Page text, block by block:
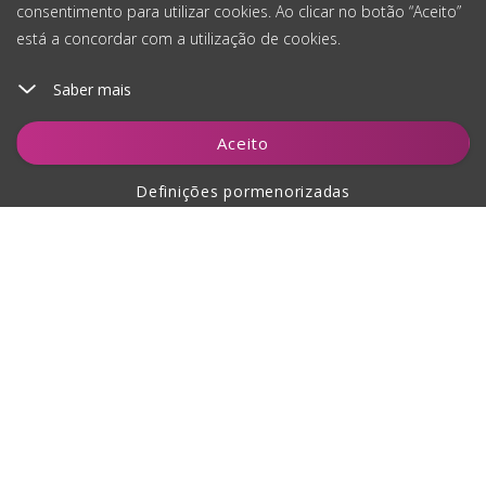
consentimento para utilizar cookies. Ao clicar no botão “Aceito”
está a concordar com a utilização de cookies.
Saber mais
Aceito
Definições pormenorizadas
Adicionar ao carrinho